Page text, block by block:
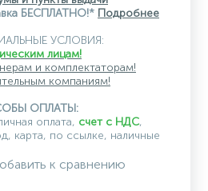
БЕСПЛАТНО!* Подробнее
УСЛОВИЯ:
лицам!
и комплектаторам!
компаниям!
ОПЛАТЫ:
оплата, счет с НДС,
карта, по ссылке, наличные
к сравнению